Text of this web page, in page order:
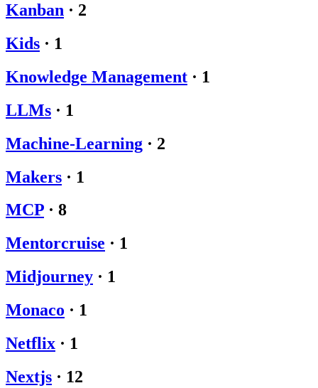
Kanban · 2
Kids · 1
Knowledge Management · 1
LLMs · 1
Machine-Learning · 2
Makers · 1
MCP · 8
Mentorcruise · 1
Midjourney · 1
Monaco · 1
Netflix · 1
Nextjs · 12